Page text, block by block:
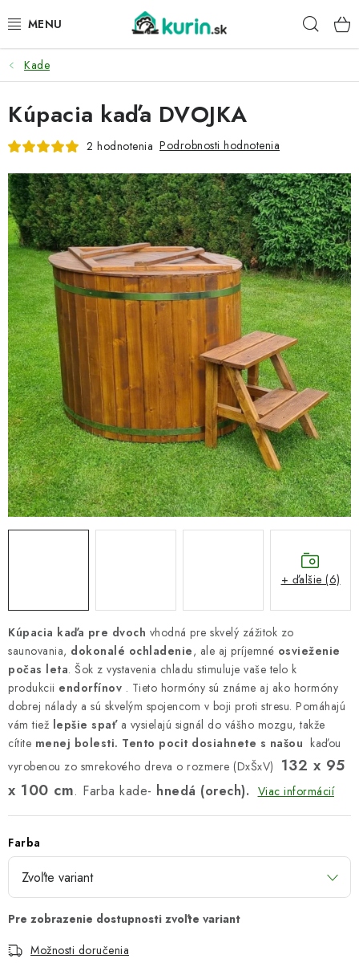
na
PRE HYDINU
PRE PSY
PRE ZAJACE
PRE DETI
ZÁHRADA
DOMÁCI WELLNESS
PRE VTÁKY
DARČEKOVÝ POUKAZ
Náš príbeh od začiatku Doprava Kontakt
Blog
Hodnotenie obchodu
Obchodné podmienky
Vrátenie, výmena tovaru
Pravidlá súťaží na Facebooku
Kade
Kúpacia kaďa pre dvoch vhodná pre skvelý zážitok zo
saunovania, dokonalé ochladenie, ale aj príjemné osvieženie
počas leta. Šok z vystavenia chladu stimuluje vaše telo k
produkcii endorfínov . Tieto hormóny sú známe aj ako hormóny
dobrej nálady a sú skvelým spojencom v boji proti stresu. Pomáhajú
vám tiež lepšie spaťa vysielajú signál do vášho mozgu, takže
cítite menej bolesti. Tento pocit dosiahnete s našou kaďou
vyrobenou zo smrekového dreva o rozmere (DxŠxV) 132 x 95
x 100 cm. Farba kade- hnedá (orech). Viac informácií
Farba
Možnosti doručenia
Kúpacia kaďa DVOJKA
2 hodnotenia Podrobnosti hodnotenia
+ ďalšie (6)